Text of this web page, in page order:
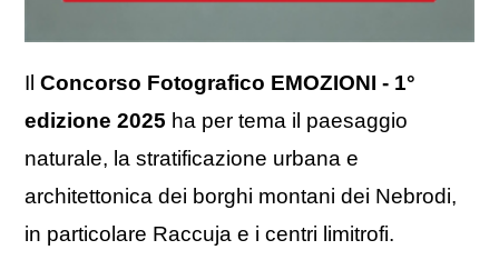
Il Concorso Fotografico EMOZIONI - 1°
edizione 2025 ha per tema il paesaggio
naturale, la stratificazione urbana e
architettonica dei borghi montani dei Nebrodi,
in particolare Raccuja e i centri limitrofi.